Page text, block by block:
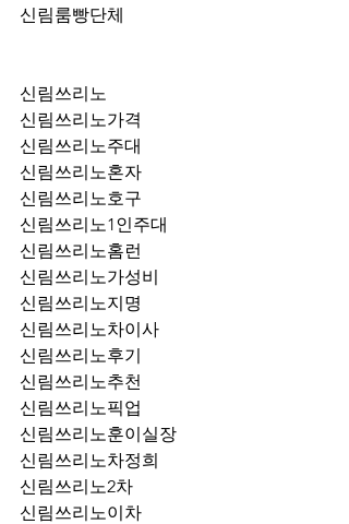
신림룸빵단체
신림쓰리노
신림쓰리노가격
신림쓰리노주대
신림쓰리노혼자
신림쓰리노호구
신림쓰리노1인주대
신림쓰리노홈런
신림쓰리노가성비
신림쓰리노지명
신림쓰리노차이사
신림쓰리노후기
신림쓰리노추천
신림쓰리노훈이실장
신림쓰리노차정희
신림쓰리노2차
신림쓰리노이차